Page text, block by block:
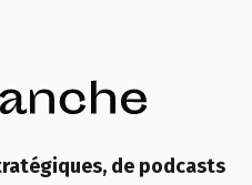
de podcasts